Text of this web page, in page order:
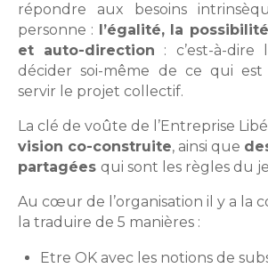
répondre aux besoins
personne : l’égalité, la
et auto-direction : c’est-à-dire
décider soi-même de ce qui
servir le projet collectif.
La clé de voûte de l’Entreprise
vision co-construite, ainsi que
partagées qui sont les règles du
Au cœur de l’organisation il y a la
la traduire de 5 manières :
Etre OK avec les notions de